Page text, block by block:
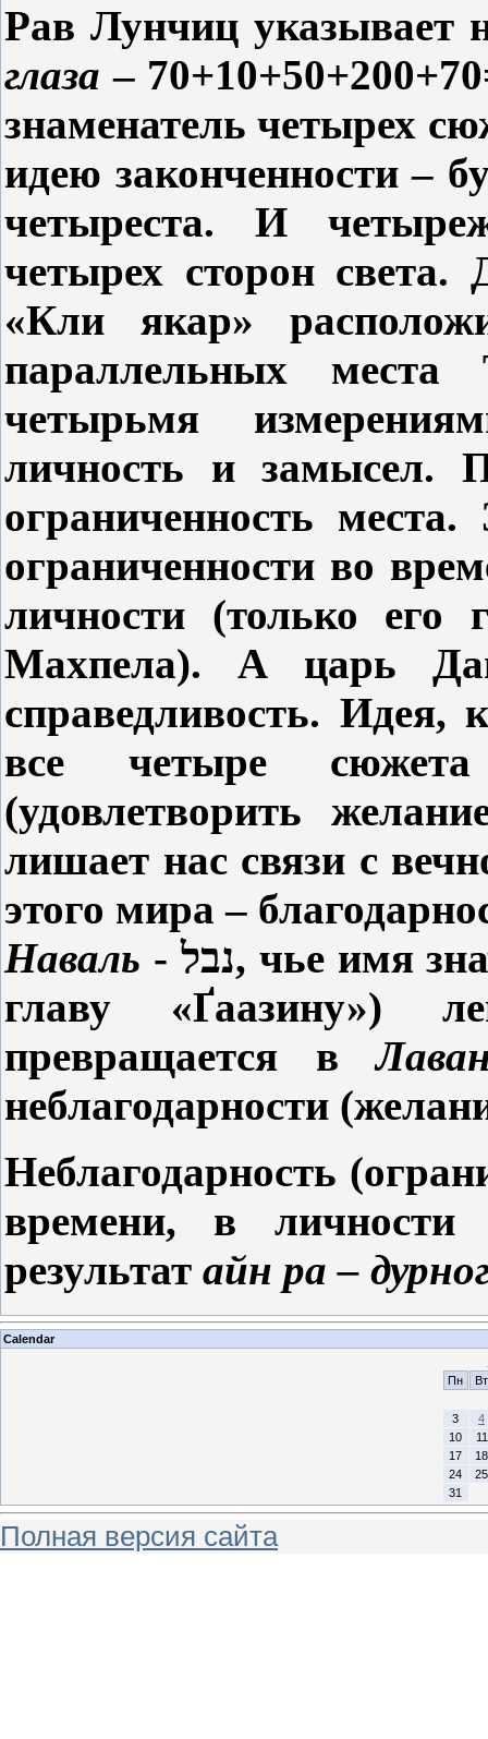
Рав Лунчиц указывает
глаза –
знаменатель четырех
идею законченности –
четыреста. И
четырех сторон
«Кли якар»
параллельных
четырьмя
личность и замысел.
ограниченность
ограниченности во
личности (только его
Махпела). А царь
справедливость. Идея,
все четыре
(удовлетворить
лишает нас связи с
этого мира –
Наваль -נבל, чье имя
главу «Ґаазину»)
превращается в
неблагодарности
Неблагодарность
времени, в
результат айн ра –
Calendar
Пн
Вт
3
4
10
11
17
18
24
25
31
Полная версия сайта